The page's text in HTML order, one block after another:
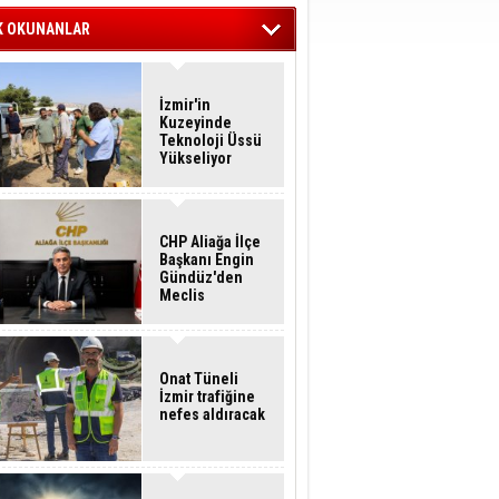
OKUNANLAR
İzmir'in
Kuzeyinde
Teknoloji Üssü
Yükseliyor
CHP Aliağa İlçe
Başkanı Engin
Gündüz'den
Meclis
Çağrısı
Onat Tüneli
İzmir trafiğine
nefes aldıracak